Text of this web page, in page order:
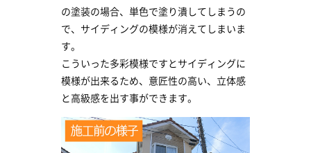
の塗装の場合、単色で塗り潰してしまうの
で、サイディングの模様が消えてしまいま
す。
こういった多彩模様ですとサイディングに
模様が出来るため、意匠性の高い、立体感
と高級感を出す事ができます。